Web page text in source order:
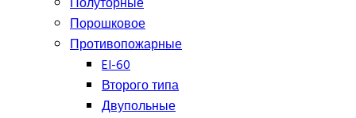
Порошковое
Противопожарные
EI-60
Второго типа
Двупольные